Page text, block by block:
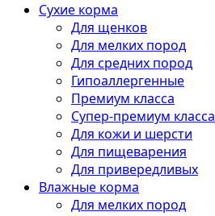
Сухие корма
Для щенков
Для мелких пород
Для средних пород
Гипоаллергенные
Премиум класса
Супер-премиум класса
Для кожи и шерсти
Для пищеварения
Для привередливых
Влажные корма
Для мелких пород